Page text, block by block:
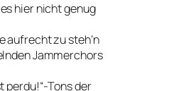
hier nicht genug
aufrecht zu steh’n
Jammerchors
perdu!“-Tons der